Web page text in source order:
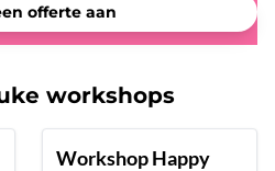
offerte aan
workshops
Workshop Happy